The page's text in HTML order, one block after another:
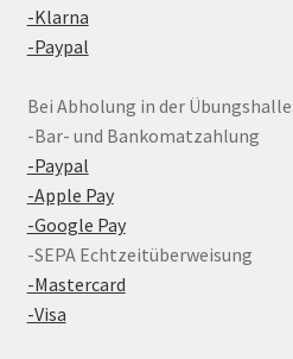
-Klarna
-Paypal
Bei Abholung in der Übungshalle:
-Bar- und Bankomatzahlung
-Paypal
-Apple Pay
-Google Pay
-SEPA Echtzeitüberweisung
-Mastercard
-Visa